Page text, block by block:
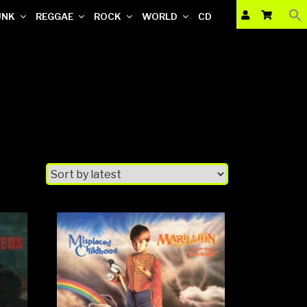
REGGAE ROCK WORLD CD